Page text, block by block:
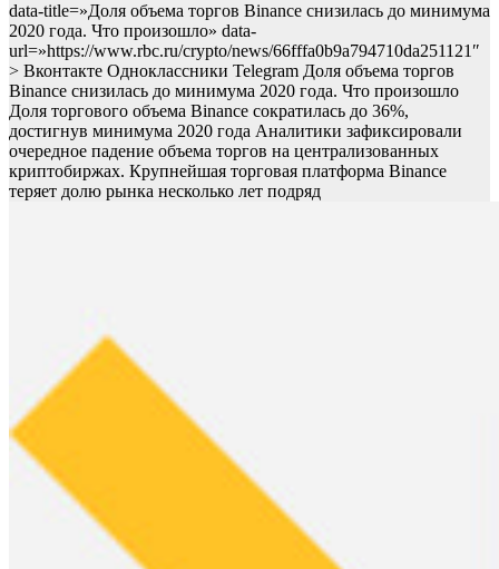
data-title=»Доля объема торгов Binance снизилась до минимума
2020 года. Что произошло» data-
url=»https://www.rbc.ru/crypto/news/66fffa0b9a794710da251121″
> Вконтакте Одноклассники Telegram Доля объема торгов
Binance снизилась до минимума 2020 года. Что произошло
Доля торгового объема Binance сократилась до 36%,
достигнув минимума 2020 года Аналитики зафиксировали
очередное падение объема торгов на централизованных
криптобиржах. Крупнейшая торговая платформа Binance
теряет долю рынка несколько лет подряд